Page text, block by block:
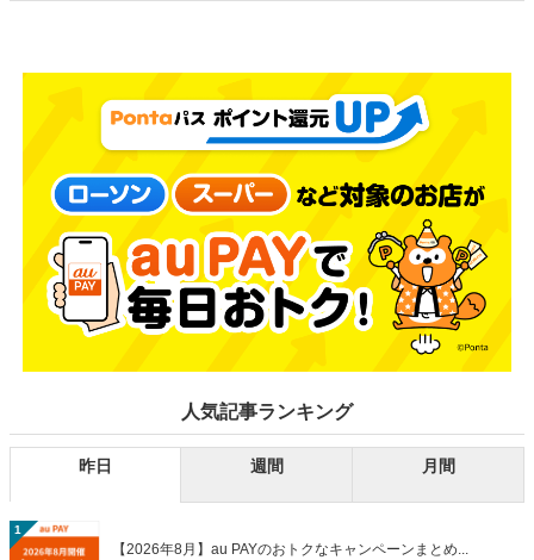
人気記事ランキング
昨日 週間 月間
1
【2026年8月】au PAYのおトクなキャンペーンまとめ...